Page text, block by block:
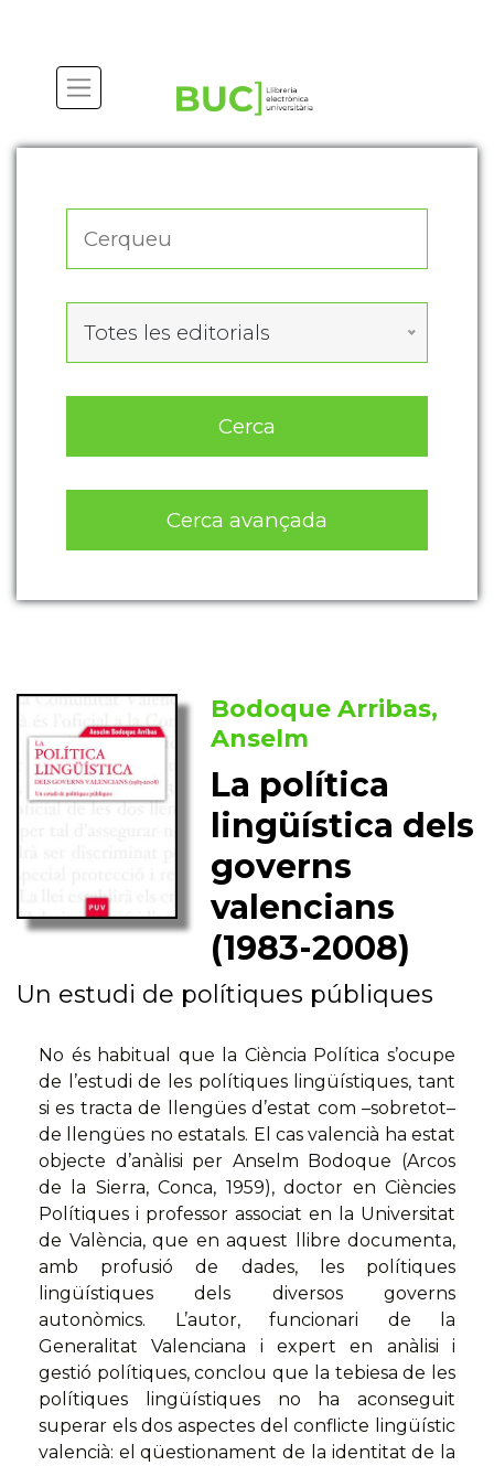
Totes les editorials
Cerca
Cerca avançada
Bodoque Arribas,
Anselm
La política
lingüística dels
governs
valencians
(1983-2008)
Un estudi de polítiques públiques
No és habitual que la Ciència Política s’ocupe
de l’estudi de les polítiques lingüístiques, tant
si es tracta de llengües d’estat com –sobretot–
de llengües no estatals. El cas valencià ha estat
objecte d’anàlisi per Anselm Bodoque (Arcos
de la Sierra, Conca, 1959), doctor en Ciències
Polítiques i professor associat en la Universitat
de València, que en aquest llibre documenta,
amb profusió de dades, les polítiques
lingüístiques dels diversos governs
autonòmics. L’autor, funcionari de la
Generalitat Valenciana i expert en anàlisi i
gestió polítiques, conclou que la tebiesa de les
polítiques lingüístiques no ha aconseguit
superar els dos aspectes del conflicte lingüístic
valencià: el qüestionament de la identitat de la